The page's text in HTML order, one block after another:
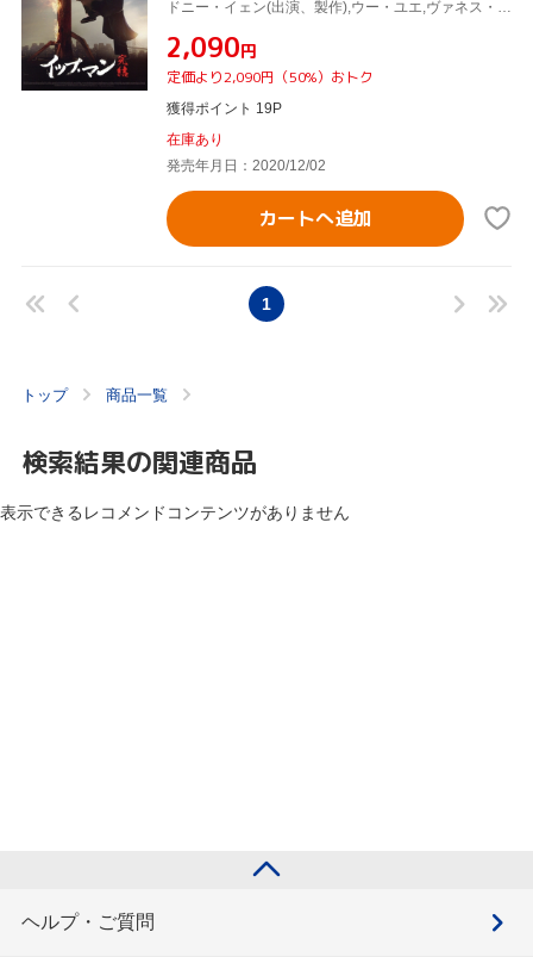
¥2,090円
定価より2,090円（50%）おトク
獲得ポイント 19P
在庫あり
発売年月日：2020/12/02
カートへ追加
1
トップ 商品一覧
検索結果の関連商品
表示できるレコメンドコンテンツがありません
ヘルプ・ご質問